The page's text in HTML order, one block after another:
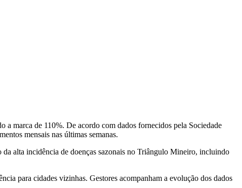
marca de 110%. De acordo com dados fornecidos pela Sociedade
mensais nas últimas semanas.
alta incidência de doenças sazonais no Triângulo Mineiro, incluindo
para cidades vizinhas. Gestores acompanham a evolução dos dados